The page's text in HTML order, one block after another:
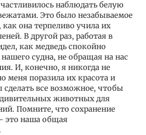
наблюдать белую
Это было незабываемое
она терпеливо учила их
В другой раз, работая в
как медведь спокойно
судна, не обращая на нас
И, конечно, я никогда не
меня поразила их красота и
все возможное, чтобы
животных для
Помните, что сохранение
это наша общая